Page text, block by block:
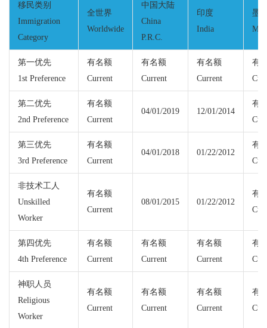
移民类别
Immigration
Category
全世界
Worldwide
中国大陆
China
P.R.C.
印度
India
墨
第一优先
1st Preference
有名额
Current
有名额
Current
有名额
Current
有
第二优先
2nd Preference
有名额
Current
04/01/2019 12/01/2014
有
第三优先
3rd Preference
有名额
Current
04/01/2018 01/22/2012
有
非技术工人
Unskilled
Worker
有名额
Current
08/01/2015 01/22/2012
有
第四优先
4th Preference
有名额
Current
有名额
Current
有名额
Current
有
神职人员
Religious
Worker
有名额
Current
有名额
Current
有名额
Current
有